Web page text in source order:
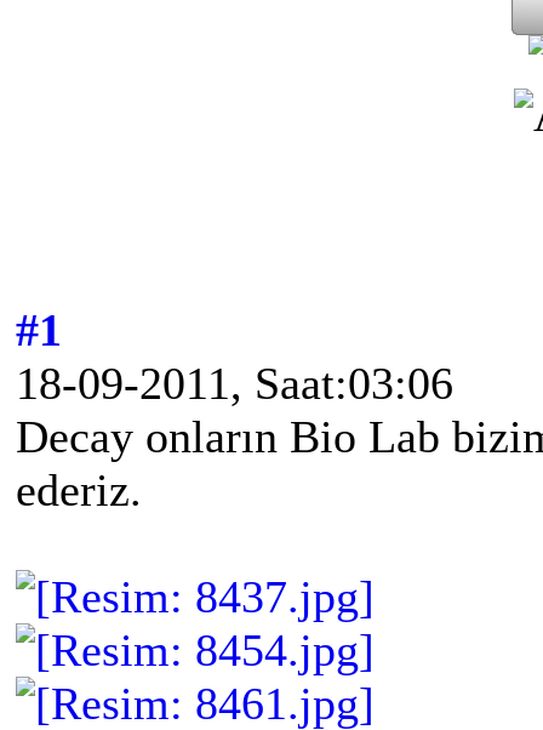
#1
18-09-2011, Saat:03:06
Decay onların Bio Lab
ederiz.